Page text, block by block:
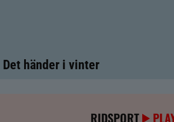
Det händer i vinter
RIDSPORT